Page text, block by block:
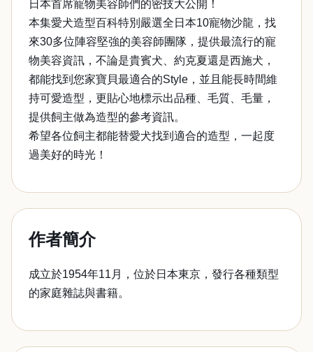
日本首席寵物美容師們的密技大公開！
本集愛犬造型百科特別嚴選全日本10寵物沙龍，找
來30多位陣容堅強的美容師團隊，提供最流行的寵
物美容資訊，不論是貴賓犬、約克夏還是西施犬，
都能找到您家寶貝最適合的Style，並且能長時間維
持可愛造型，更貼心地標示出品種、毛質、毛量，
提供飼主做為造型的參考資訊。
希望各位飼主都能替愛犬找到適合的造型，一起度
過美好的時光！
作者簡介
成立於1954年11月，位於日本東京，發行各種類型
的家庭雜誌與書籍。